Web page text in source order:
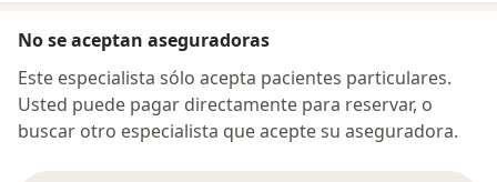
No se aceptan aseguradoras
Este especialista sólo acepta pacientes particulares.
Usted puede pagar directamente para reservar, o
buscar otro especialista que acepte su aseguradora.